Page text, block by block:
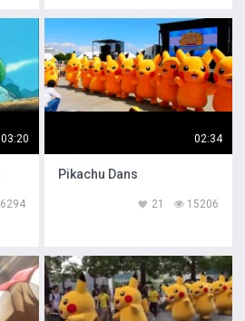
03:20
6294
02:34
Pikachu Dans
15206
21